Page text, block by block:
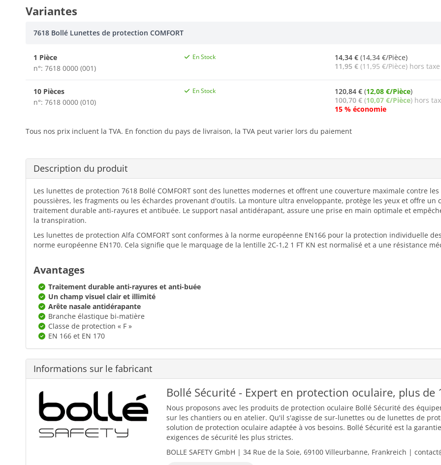
Variantes
7618 Bollé Lunettes de protection COMFORT
1 Pièce
n°: 7618 0000 (001)
En Stock 14,34 € (14,34 €/Pièce)
11,95 € (11,95 €/Pièce) hors taxe
10 Pièces
n°: 7618 0000 (010)
En Stock 120,84 € (12,08 €/Pièce)
100,70 € (10,07 €/Pièce) hors
15 % économie
Tous nos prix incluent la TVA. En fonction du pays de livraison, la TVA peut varier lors du paiement
Description du produit
Les lunettes de protection 7618 Bollé COMFORT sont des lunettes modernes et offrent une couverture maximale contre
poussières, les fragments ou les échardes provenant d'outils. La monture ultra enveloppante, protège les yeux et offre
traitement durable anti-rayures et antibuée. Le support nasal antidérapant, assure une prise en main optimale et
la transpiration.
Les lunettes de protection Alfa COMFORT sont conformes à la norme européenne EN166 pour la protection individuelle
norme européenne EN170. Cela signifie que le marquage de la lentille 2C-1,2 1 FT KN est normalisé et a une résistance
Avantages
Traitement durable anti-rayures et anti-buée
Un champ visuel clair et illimité
Arête nasale antidérapante
Branche élastique bi-matière
Classe de protection « F »
EN 166 et EN 170
Informations sur le fabricant
Bollé Sécurité - Expert en protection oculaire, plus
Nous proposons avec les produits de protection oculaire Bollé Sécurité des
sur les chantiers ou en atelier. Qu'il s'agisse de sur-lunettes ou de lunettes de
solution de protection oculaire adaptée à vos besoins. Bollé Sécurité est la
exigences de sécurité les plus strictes.
BOLLE SAFETY GmbH | 34 Rue de la Soie, 69100 Villeurbanne, Frankreich |